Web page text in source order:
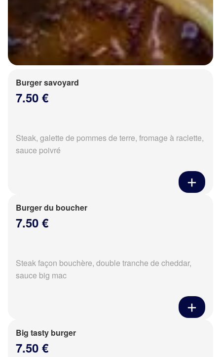
Burger savoyard
7.50 €
Steak, galette de pommes de terre, fromage à raclette,
sauce poivré
Burger du boucher
7.50 €
Steak façon bouchère, double tranche de cheddar,
sauce big mac
Big tasty burger
7.50 €